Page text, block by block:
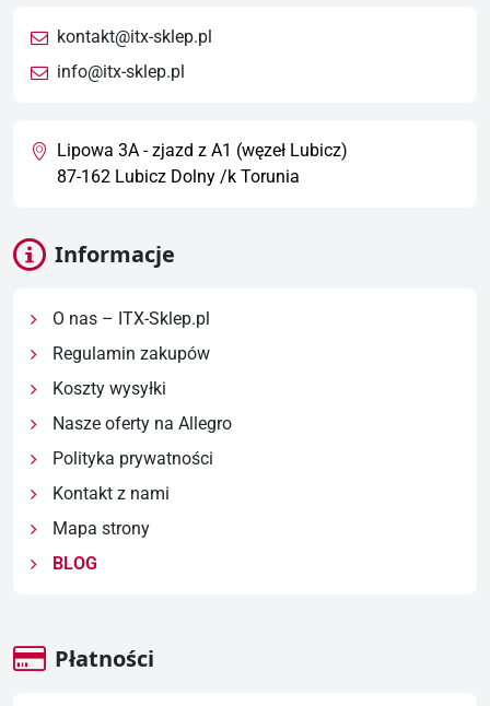
kontakt@itx-sklep.pl
info@itx-sklep.pl
Lipowa 3A - zjazd z A1 (węzeł Lubicz)
87-162 Lubicz Dolny /k Torunia
Informacje
O nas – ITX-Sklep.pl
Regulamin zakupów
Koszty wysyłki
Nasze oferty na Allegro
Polityka prywatności
Kontakt z nami
Mapa strony
BLOG
Płatności